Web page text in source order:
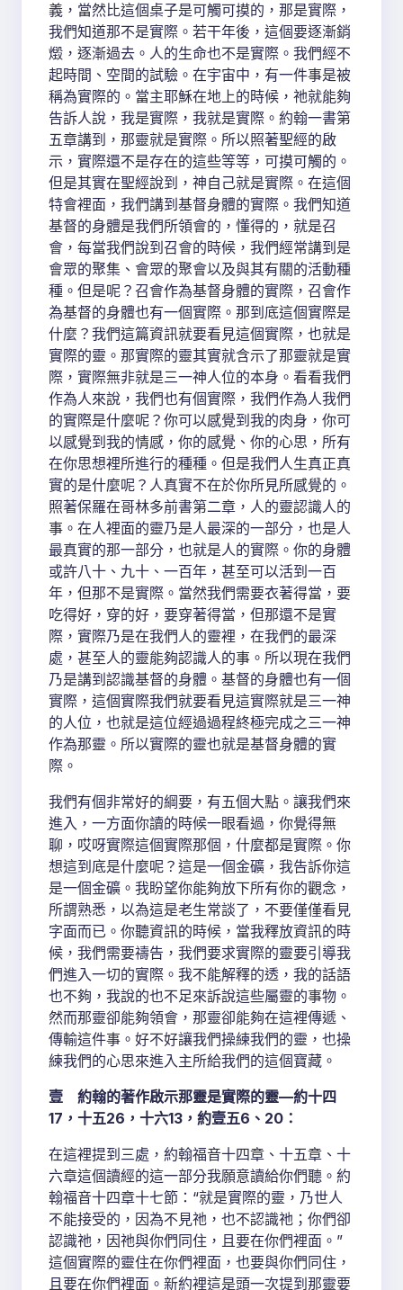
義，當然比這個桌子是可觸可摸的，那是實際，
我們知道那不是實際。若干年後，這個要逐漸銷
燬，逐漸過去。人的生命也不是實際。我們經不
起時間、空間的試驗。在宇宙中，有一件事是被
稱為實際的。當主耶穌在地上的時候，祂就能夠
告訴人說，我是實際，我就是實際。約翰一書第
五章講到，那靈就是實際。所以照著聖經的啟
示，實際還不是存在的這些等等，可摸可觸的。
但是其實在聖經說到，神自己就是實際。在這個
特會裡面，我們講到基督身體的實際。我們知道
基督的身體是我們所領會的，懂得的，就是召
會，每當我們說到召會的時候，我們經常講到是
會眾的聚集、會眾的聚會以及與其有關的活動種
種。但是呢？召會作為基督身體的實際，召會作
為基督的身體也有一個實際。那到底這個實際是
什麼？我們這篇資訊就要看見這個實際，也就是
實際的靈。那實際的靈其實就含示了那靈就是實
際，實際無非就是三一神人位的本身。看看我們
作為人來說，我們也有個實際，我們作為人我們
的實際是什麼呢？你可以感覺到我的肉身，你可
以感覺到我的情感，你的感覺、你的心思，所有
在你思想裡所進行的種種。但是我們人生真正真
實的是什麼呢？人真實不在於你所見所感覺的。
照著保羅在哥林多前書第二章，人的靈認識人的
事。在人裡面的靈乃是人最深的一部分，也是人
最真實的那一部分，也就是人的實際。你的身體
或許八十、九十、一百年，甚至可以活到一百
年，但那不是實際。當然我們需要衣著得當，要
吃得好，穿的好，要穿著得當，但那還不是實
際，實際乃是在我們人的靈裡，在我們的最深
處，甚至人的靈能夠認識人的事。所以現在我們
乃是講到認識基督的身體。基督的身體也有一個
實際，這個實際我們就要看見這實際就是三一神
的人位，也就是這位經過過程終極完成之三一神
作為那靈。所以實際的靈也就是基督身體的實
際。
我們有個非常好的綱要，有五個大點。讓我們來
進入，一方面你讀的時候一眼看過，你覺得無
聊，哎呀實際這個實際那個，什麼都是實際。你
想這到底是什麼呢？這是一個金礦，我告訴你這
是一個金礦。我盼望你能夠放下所有你的觀念，
所謂熟悉，以為這是老生常談了，不要僅僅看見
字面而已。你聽資訊的時候，當我釋放資訊的時
候，我們需要禱告，我們要求實際的靈要引導我
們進入一切的實際。我不能解釋的透，我的話語
也不夠，我說的也不足來訴說這些屬靈的事物。
然而那靈卻能夠領會，那靈卻能夠在這裡傳遞、
傳輸這件事。好不好讓我們操練我們的靈，也操
練我們的心思來進入主所給我們的這個寶藏。
壹 約翰的著作啟示那靈是實際的靈—約十四
17，十五26，十六13，約壹五6、20：
在這裡提到三處，約翰福音十四章、十五章、十
六章這個讀經的這一部分我願意讀給你們聽。約
翰福音十四章十七節：“就是實際的靈，乃世人
不能接受的，因為不見祂，也不認識祂；你們卻
認識祂，因祂與你們同住，且要在你們裡面。”
這個實際的靈住在你們裡面，也要與你們同住，
且要在你們裡面。新約裡這是頭一次提到那靈要